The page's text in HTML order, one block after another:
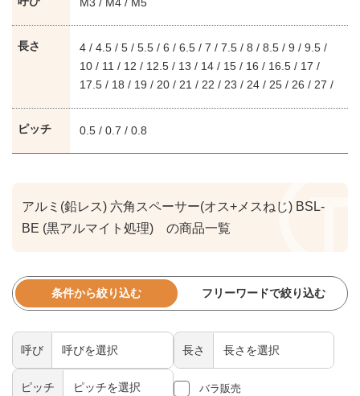
M3 / M4 / M5
長さ
4 / 4.5 / 5 / 5.5 / 6 / 6.5 / 7 / 7.5 / 8 / 8.5 / 9 / 9.5 /
10 / 11 / 12 / 12.5 / 13 / 14 / 15 / 16 / 16.5 / 17 /
17.5 / 18 / 19 / 20 / 21 / 22 / 23 / 24 / 25 / 26 / 27 /
ピッチ 0.5 / 0.7 / 0.8
アルミ(鉛レス) 六角スペーサー(オス+メスねじ) BSL-
BE (黒アルマイト処理) の商品一覧
条件から絞り込む フリーワードで絞り込む
呼び 長さ
ピッチ バラ販売